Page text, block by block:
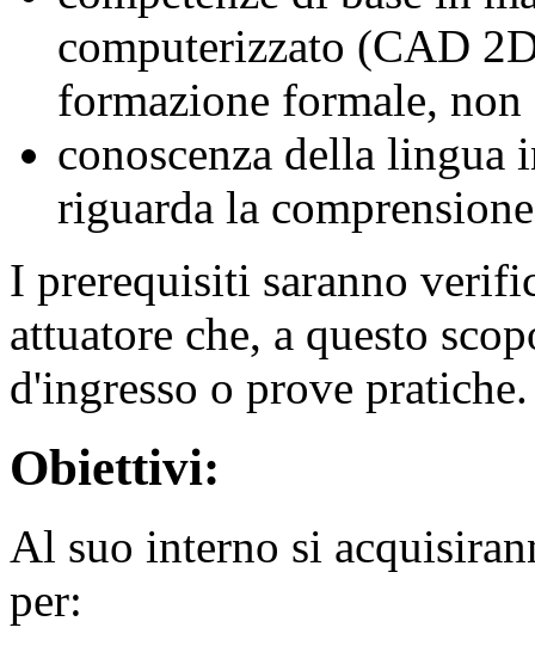
computerizzato (CAD
formazione formale,
conoscenza della
riguarda la
I prerequisiti saranno
attuatore che, a questo
d'ingresso o prove pratiche.
Obiettivi:
Al suo interno si
per: